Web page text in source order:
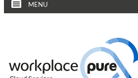
MENU